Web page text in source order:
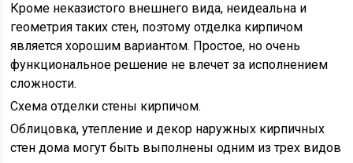
Кроме неказистого внешнего вида, неидеальна и
геометрия таких стен, поэтому отделка кирпичом
является хорошим вариантом. Простое, но очень
функциональное решение не влечет за исполнением
сложности.
Схема отделки стены кирпичом.
Облицовка, утепление и декор наружных кирпичных
стен дома могут быть выполнены одним из трех видов